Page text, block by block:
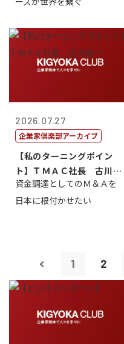
2026.07.27
企業家倶楽部アーカイブ
【私のターニングポイン
ト】ＴＭＡＣ社長 古川英
一
資金調達としてのＭ＆Ａを
日本に根付かせたい
1 2